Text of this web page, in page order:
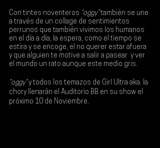
Con tintes noventeros “oggy” también se une
a través de un collage de sentimientos
perrunos que también vivimos los humanos
en el día a día, la espera, como el tiempo se
estira y se encoge, el no querer estar afuera
y que alguien te motive a salir a pasear  y ver
el mundo un rato aunque este medio gris.
“oggy” y todos los temazos de Girl Ultra aka. la
chory llenarán el Auditorio BB en su show el
próximo 10 de Noviembre.